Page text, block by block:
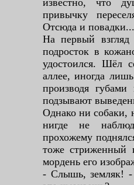
привычку
Отсюда и повадки...
На первый взгляд
подросток в
удостоился. Шёл
аллее, иногда
производя
подзывают
Однако ни собаки,
нигде не
прохожему
тоже стриженный
мордень его
- Слышь, земляк! -